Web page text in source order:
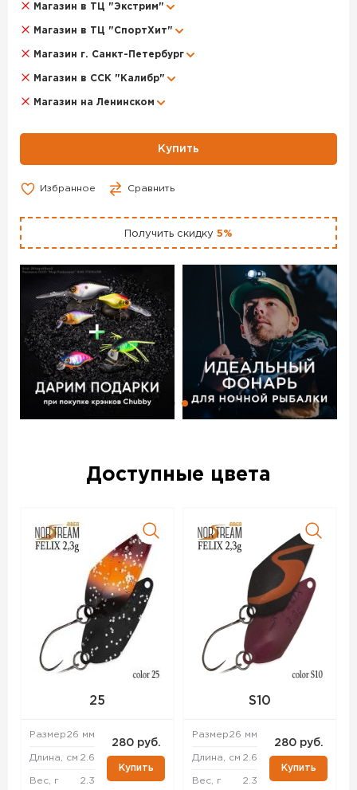
более легкой, «порхающей» игрой и стабильно работает
преимущественно для стоячей воды. Некрупная навеска
рыбы, ее невысокая активность, не слишком большие
наилучшем свете. Приманки Norstream Area Felix
изготовлены из латуни и оснащены высококачественной
по всей России. Для того, чтобы купить данный товар,
(351) 220-15-00
Магазин в ТЦ "Экстрим"
Магазин в ТЦ "СпортХит"
Магазин г. Санкт-Петербург
Магазин в ССК "Калибр"
Магазин на Ленинском
Купить
Избранное Сравнить
Получить скидку 5%
Доступные цвета
25
Размер26 мм
Длина, см 2.6
Вес, г 2.3
280 руб.
Купить
S10
Размер26 мм
Длина, см 2.6
Вес, г 2.3
280 руб.
Купить